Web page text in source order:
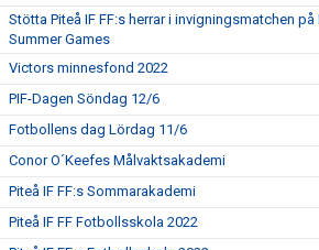
Stötta Piteå IF FF:s herrar i invigningsmatchen på
Summer Games
Victors minnesfond 2022
PIF-Dagen Söndag 12/6
Fotbollens dag Lördag 11/6
Conor O´Keefes Målvaktsakademi
Piteå IF FF:s Sommarakademi
Piteå IF FF Fotbollsskola 2022